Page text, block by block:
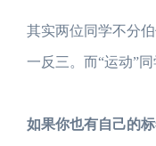
其实两位同学不分
一反三。而“运动”
如果你也有自己的